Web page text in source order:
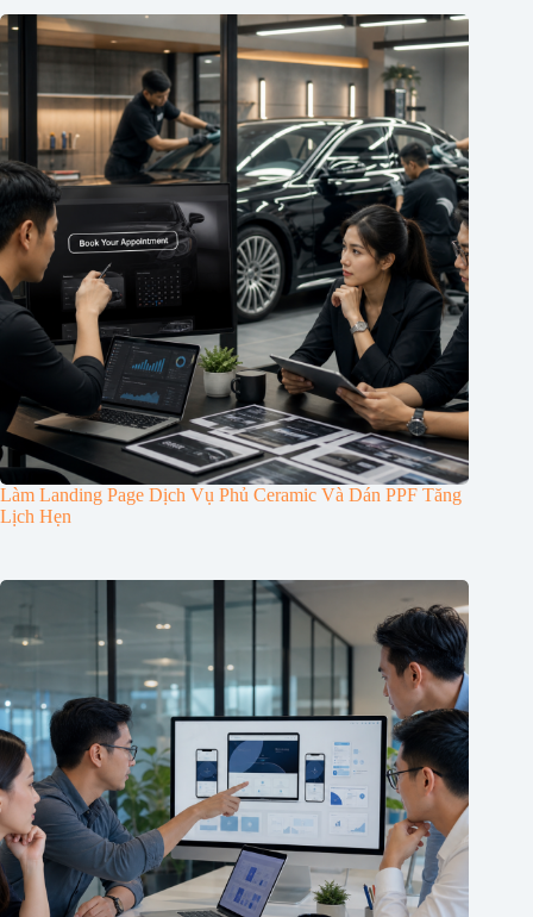
Làm Landing Page Dịch Vụ Phủ Ceramic Và Dán PPF Tăng
Lịch Hẹn